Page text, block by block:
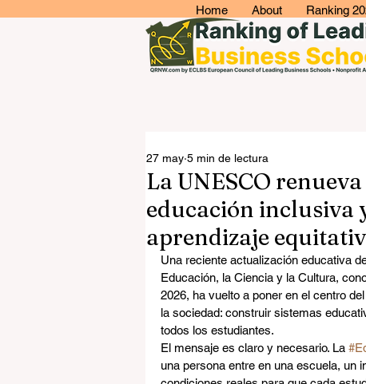
Home About Ranking
La UNESCO
educación inclusiva
aprendizaje
27 may 5 min de lectura
Una reciente actualización educativa
Educación, la Ciencia y la Cultura,
2026, ha vuelto a poner en el centro
la sociedad: construir sistemas
todos los estudiantes.
El mensaje es claro y necesario. La
una persona entre en una escuela, un